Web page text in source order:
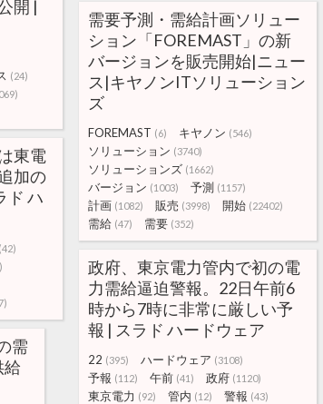
開 |
(24)
需要予測・需給計画ソリュー
ション「FOREMAST」の新
バージョンを販売開始|ニュー
ス|キヤノンITソリューション
ズ
FOREMAST (6) キヤノン (546)
ソリューション (3740)
ソリューションズ (1662)
バージョン (1003) 予測 (1157)
計画 (1082) 販売 (3998) 開始 (22402)
需給 (47) 需要 (352)
東電
加の
ド ハ
(42)
政府、東京電力管内で初の電
力需給逼迫警報。22日午前6
時から7時に非常に厳しい予
報 | スラド ハードウェア
22 (395) ハードウェア (3108)
予報 (112) 午前 (41) 政府 (1120)
東京電力 (92) 管内 (12) 警報 (43)
需
給